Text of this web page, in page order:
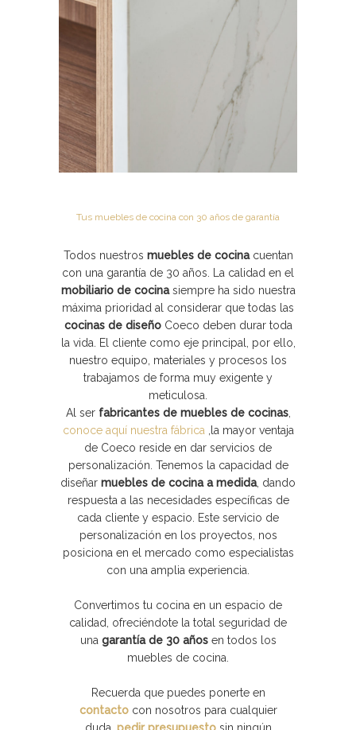
Tus muebles de cocina con 30 años de garantía
Todos nuestros muebles de cocinacuentan
con una garantía de 30 años. La calidad en el
mobiliario de cocinasiempre ha sido nuestra
máxima prioridad al considerar que todas las
cocinas de diseñoCoeco deben durar toda
la vida. El cliente como eje principal, por ello,
nuestro equipo, materiales y procesos los
trabajamos de forma muy exigente y
meticulosa.
Al ser fabricantes de muebles de cocinas,
conoce aquí nuestra fábrica,la mayor ventaja
de Coeco reside en dar servicios de
personalización. Tenemos la capacidad de
diseñar muebles de cocina a medida, dando
respuesta a las necesidades específicas de
cada cliente y espacio. Este servicio de
personalización en los proyectos, nos
posiciona en el mercado como especialistas
con una amplia experiencia.
Convertimos tu cocina en un espacio de
calidad, ofreciéndote la total seguridad de
unagarantía de 30 añosen todos los
muebles de cocina.
Recuerda que puedes ponerte en
contacto con nosotros para cualquier